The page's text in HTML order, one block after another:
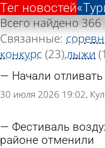
Тег новостей
Всего найдено 366
Связанные:
конкурс(23)лыжи
Начали
30 июля 2026 19:02
Фестиваль
районе отменили
Тег новостей